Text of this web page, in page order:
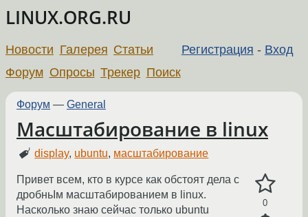
LINUX.ORG.RU
Регистрация - Вход
Новости Галерея Статьи
Форум Опросы Трекер Поиск
Форум — General
Масштабирование в linux
display, ubuntu, масштабирование
0
Привет всем, кто в курсе как обстоят дела с
дробньІм масштабированием в linux.
Насколько знаю сейчас только ubuntu